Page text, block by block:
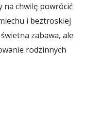
na chwilę powrócić
i beztroskiej
zabawa, ale
rodzinnych